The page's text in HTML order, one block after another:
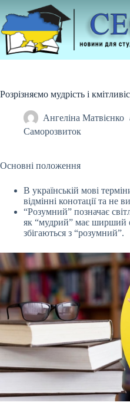
до
вмісту
Розрізняємо мудрість і
Ангеліна Матвієнко
Саморозвиток
Основні положення
В українській мові
відмінні конотації та не
“Розумний” позначає
як “мудрий” має ширший
збігаються з “розумний”.